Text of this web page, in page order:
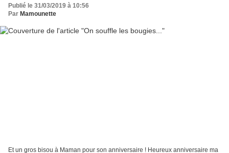
Publié le 31/03/2019 à 10:56
Par Mamounette
Et un gros bisou à Maman pour son anniversaire ! Heureux anniversaire ma